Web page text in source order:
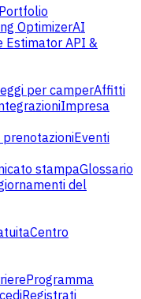
Portfolio
OptimizerAI
Estimator API &
per camperAffitti
Impresa
Eventi
stampaGlossario
del
Centro
Programma
Registrati